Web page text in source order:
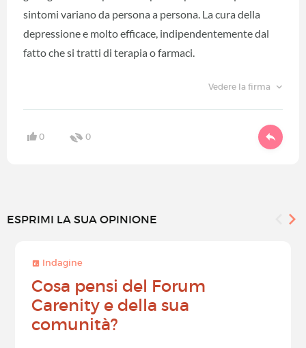
sintomi variano da persona a persona. La cura della
depressione e molto efficace, indipendentemente dal
fatto che si tratti di terapia o farmaci.
Vedere la firma
0 0
ESPRIMI LA SUA OPINIONE
Indagine
Cosa pensi del Forum
Carenity e della sua
comunità?